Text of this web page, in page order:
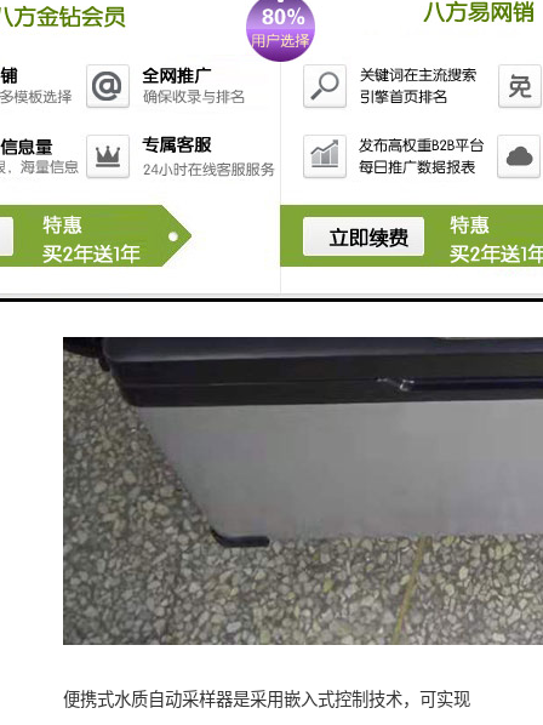
便携式水质自动采样器是采用嵌入式控制技术，可实现